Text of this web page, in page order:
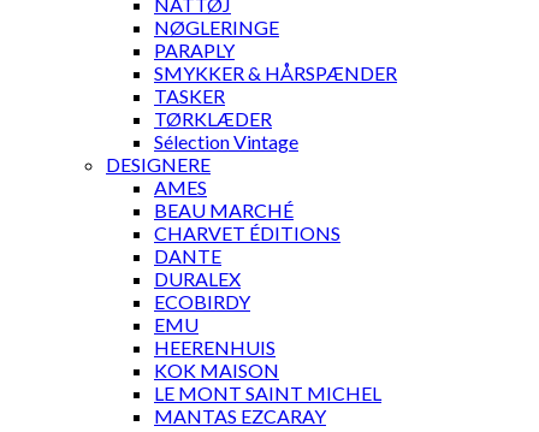
NØGLERINGE
PARAPLY
SMYKKER & HÅRSPÆNDER
TASKER
TØRKLÆDER
Sélection Vintage
DESIGNERE
AMES
BEAU MARCHÉ
CHARVET ÉDITIONS
DANTE
DURALEX
ECOBIRDY
EMU
HEERENHUIS
KOK MAISON
LE MONT SAINT MICHEL
MANTAS EZCARAY